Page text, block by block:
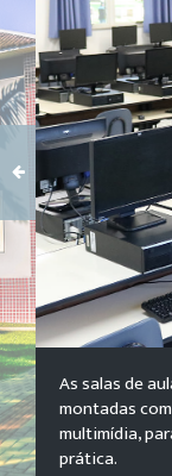
As salas de
montadas
multimídia,
prática.